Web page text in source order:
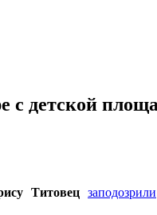
с детской
Титовец заподозрили